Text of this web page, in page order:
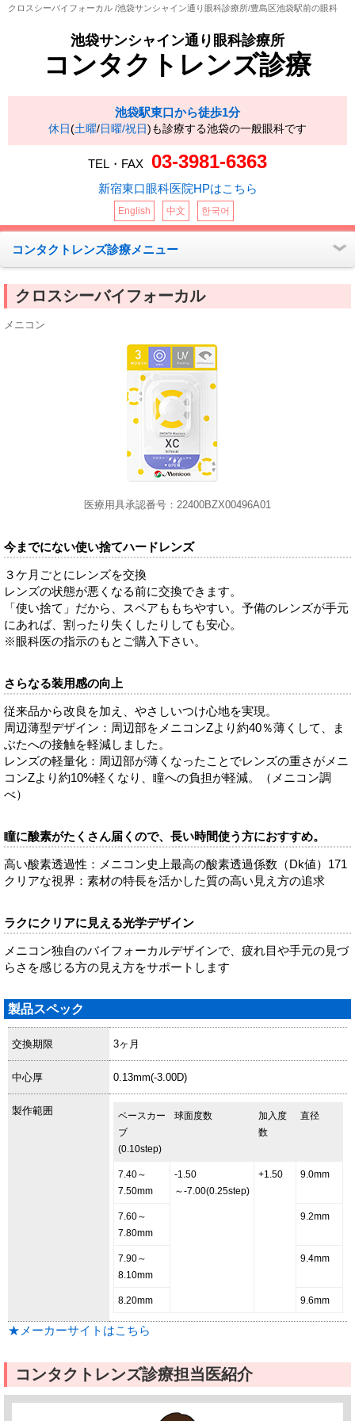
クロスシーバイフォーカル /池袋サンシャイン通り眼科診療所/豊島区池袋駅前の眼科
池袋サンシャイン通り眼科診療所
コンタクトレンズ診療
池袋駅東口から徒歩1分
休日 (土曜/ 日曜/祝日 )も診療する池袋の一般眼科です
TEL・FAX 03-3981-6363
新宿東口眼科医院HPはこちら
English 中文 한국어
コンタクトレンズ診療メニュー
クロスシーバイフォーカル
メニコン
医療用具承認番号：22400BZX00496A01
今までにない使い捨てハードレンズ
３ケ月ごとにレンズを交換
レンズの状態が悪くなる前に交換できます。
「使い捨て」だから、スペアももちやすい。予備のレンズが手元
にあれば、割ったり失くしたりしても安心。
※眼科医の指示のもとご購入下さい。
さらなる装用感の向上
従来品から改良を加え、やさしいつけ心地を実現。
周辺薄型デザイン：周辺部をメニコンZより約40％薄くして、ま
ぶたへの接触を軽減しました。
レンズの軽量化：周辺部が薄くなったことでレンズの重さがメニ
コンZより約10%軽くなり、瞳への負担が軽減。（メニコン調
べ）
瞳に酸素がたくさん届くので、長い時間使う方におすすめ。
高い酸素透過性：メニコン史上最高の酸素透過係数（Dk値）171
クリアな視界：素材の特長を活かした質の高い見え方の追求
ラクにクリアに見える光学デザイン
メニコン独自のバイフォーカルデザインで、疲れ目や手元の見づ
らさを感じる方の見え方をサポートします
製品スペック
交換期限 3ヶ月
中心厚 0.13mm(-3.00D)
製作範囲
ベースカー
ブ
(0.10step)
球面度数
加入度
数
直径
7.40～
7.50mm
-1.50
～-7.00(0.25step)
+1.50 9.0mm
7.60～
7.80mm
9.2mm
7.90～
8.10mm
9.4mm
8.20mm 9.6mm
★メーカーサイトはこちら
コンタクトレンズ診療担当医紹介